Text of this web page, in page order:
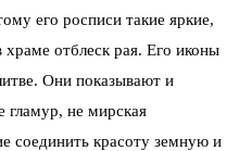
его росписи такие яркие,
отблеск рая. Его иконы
Они показывают и
гламур, не мирская
соединить красоту земную и